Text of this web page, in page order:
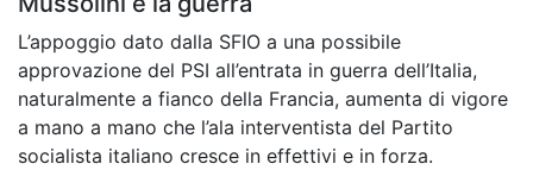
L’appoggio dato dalla SFIO a una possibile
approvazione del PSI all’entrata in guerra dell’Italia,
naturalmente a fianco della Francia, aumenta di vigore
a mano a mano che l’ala interventista del Partito
socialista italiano cresce in effettivi e in forza.